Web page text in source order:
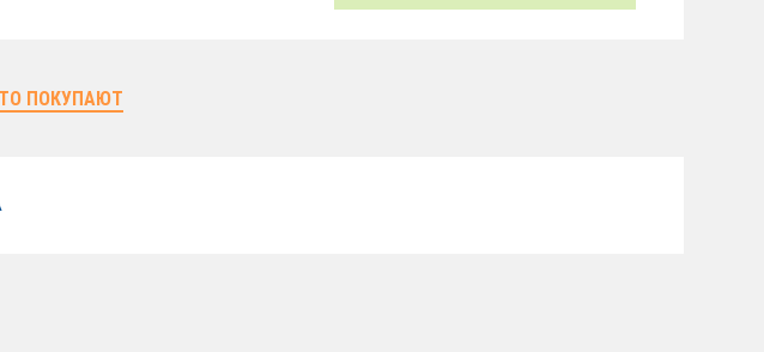
ПОКУПАЮТ